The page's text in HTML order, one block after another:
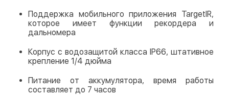
Поддержка мобильного приложения TargetIR,
которое имеет функции рекордера и
дальномера
Корпус с водозащитой класса IP66, штативное
крепление 1/4 дюйма
Питание от аккумулятора, время работы
составляет до 7 часов